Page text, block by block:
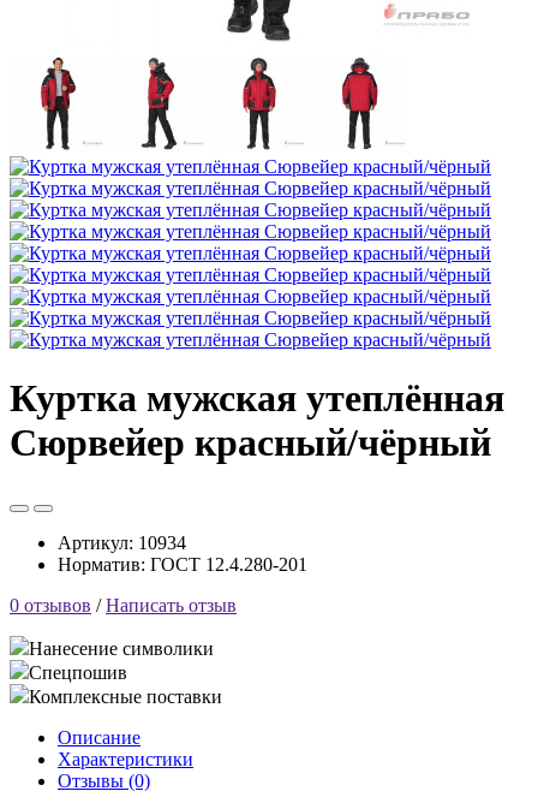
Куртка мужская утеплённая
Сюрвейер красный/чёрный
Артикул: 10934
Норматив: ГОСТ 12.4.280-201
0 отзывов /Написать отзыв
Нанесение символики
Спецпошив
Комплексные поставки
Описание
Характеристики
Отзывы (0)